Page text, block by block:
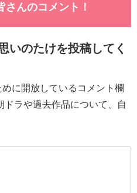
んのコメント！
いのたけを投稿してく
に開放しているコメント欄
ドラや過去作品について、自